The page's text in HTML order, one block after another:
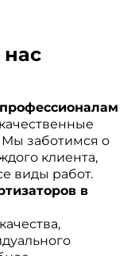
Мы заботимся о
клиента,
виды работ.
в